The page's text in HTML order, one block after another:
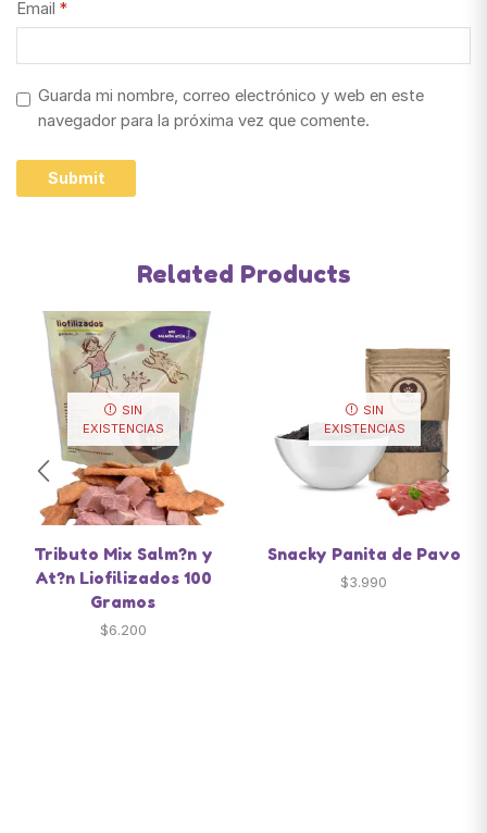
Email *
Guarda mi nombre, correo electrónico y web en este
navegador para la próxima vez que comente.
Related Products
SIN
EXISTENCIAS
Tributo Mix Salm?n y
At?n Liofilizados 100
Gramos
$6.200
SIN
EXISTENCIAS
Snacky Panita de Pavo
$3.990